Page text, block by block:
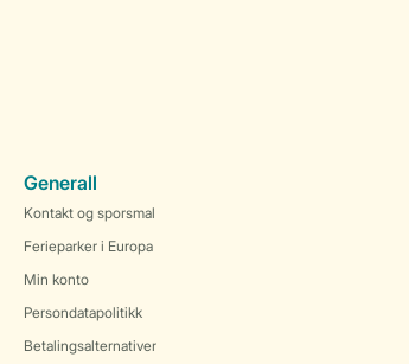
Generall
Kontakt og sporsmal
Ferieparker i Europa
Min konto
Persondatapolitikk
Betalingsalternativer